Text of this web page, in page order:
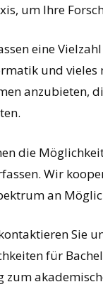
um Ihre
eine
und
anzubieten,
die
Wir
an
Sie
für
zum